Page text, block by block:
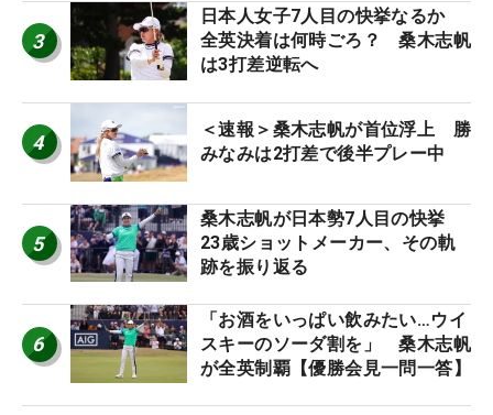
3
日本人女子7人目の快挙なるか
全英決着は何時ごろ？ 桑木志帆
は3打差逆転へ
4
＜速報＞桑木志帆が首位浮上 勝
みなみは2打差で後半プレー中
5
桑木志帆が日本勢7人目の快挙
23歳ショットメーカー、その軌
跡を振り返る
6
「お酒をいっぱい飲みたい…ウイ
スキーのソーダ割を」 桑木志帆
が全英制覇【優勝会見一問一答】